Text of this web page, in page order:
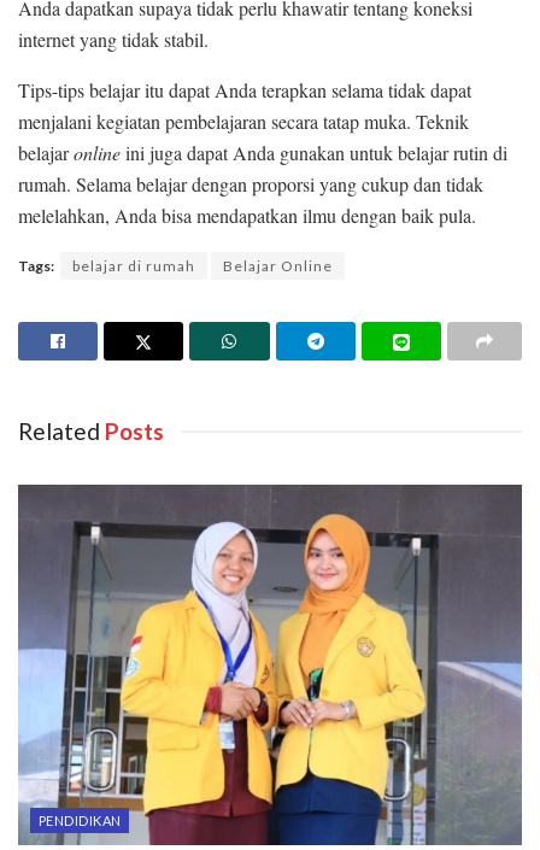
Anda dapatkan supaya tidak perlu khawatir tentang koneksi
internet yang tidak stabil.
Tips-tips belajar itu dapat Anda terapkan selama tidak dapat
menjalani kegiatan pembelajaran secara tatap muka. Teknik
belajaronlineini juga dapat Anda gunakan untuk belajar rutin di
rumah. Selama belajar dengan proporsi yang cukup dan tidak
melelahkan, Anda bisa mendapatkan ilmu dengan baik pula.
Tags: belajar di rumah Belajar Online
Related Posts
PENDIDIKAN